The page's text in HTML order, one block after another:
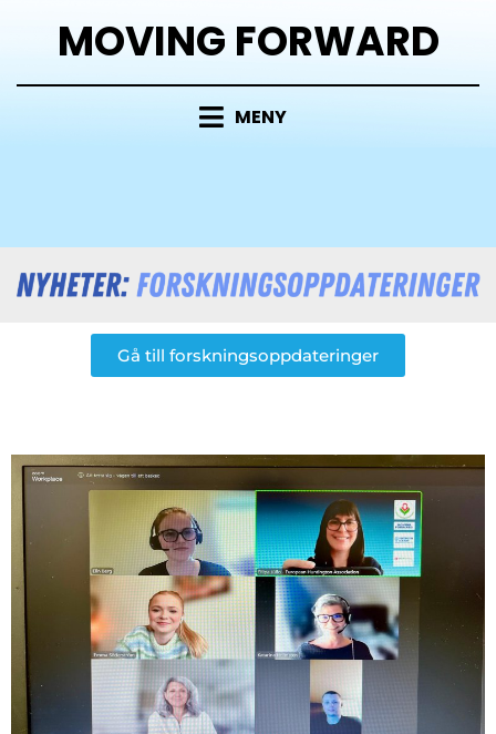
MOVING FORWARD
MENY
Gå till forskningsoppdateringer